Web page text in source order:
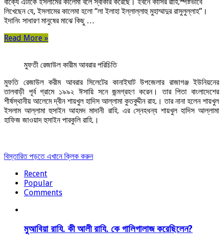
লিখেছেন যে, ইসলামের কালেমা হলো “লা ইলাহা ইল্লাল্লাহু মুহাম্মাদুর রাসুলুল্লাহ”।
ইদানিং সাধারণ মানুষের মাঝে কিছু …
Read More »
মুফতী রেজাউল কারীম আবরার পরিচিতি
মুফতি রেজাউল করীম আবরার সিলেটের কানাইঘাট উপজেলার রাজাগঞ্জ ইউনিয়নের
তালবাড়ী পূর্ব গ্রামে ১৯৯২ ঈসায়ি সনে জন্মগ্রহণ করেন। তার পিতা বাংলাদেশের
শীর্ষস্থানীয় আলেমে দ্বীন শায়খুল হাদিস আল্লামা কুতবুদ্দীন রাহ.। তার নানা হলেন শায়খুল
ইসলাম আল্লামা হুসাইন আহমদ মাদানী রাহি. এর স্নেহধন্য শায়খুল হাদিস আল্লামা
হাফিজ জাওয়াদ হুসাইন পারকুলি রাহি.।
বিস্তারিত পড়তে এখানে ক্লিক করুন
Recent
Popular
Comments
মুআবিয়া রাযি. কী আলী রাযি. কে গালিগালাজ করেছিলেন?